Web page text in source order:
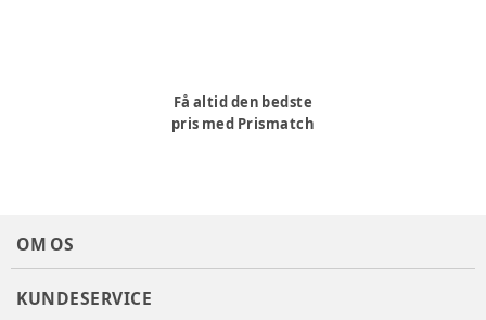
Få altid den bedste
pris med Prismatch
OM OS
KUNDESERVICE